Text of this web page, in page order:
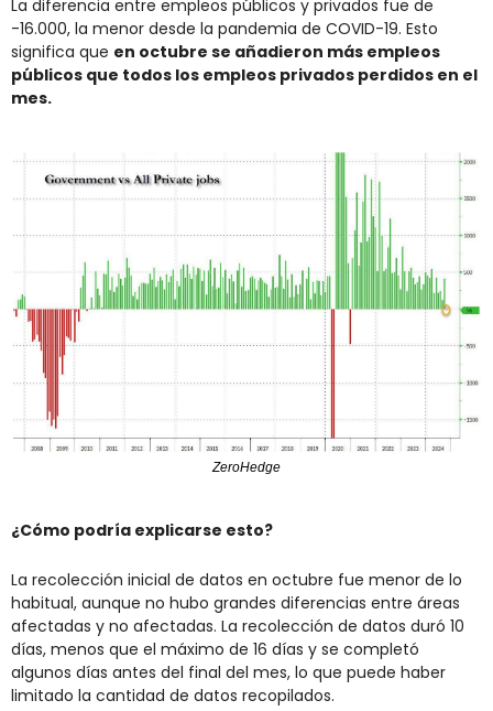
La diferencia entre empleos públicos y privados fue de
-16.000, la menor desde la pandemia de COVID-19. Esto
significa que en octubre se añadieron más empleos
públicos que todos los empleos privados perdidos en el
mes.
ZeroHedge
¿Cómo podría explicarse esto?
La recolección inicial de datos en octubre fue menor de lo
habitual, aunque no hubo grandes diferencias entre áreas
afectadas y no afectadas. La recolección de datos duró 10
días, menos que el máximo de 16 días y se completó
algunos días antes del final del mes, lo que puede haber
limitado la cantidad de datos recopilados.